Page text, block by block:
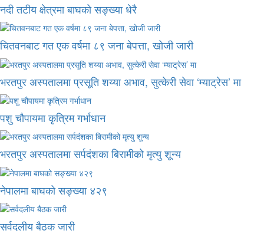
नदी तटीय क्षेत्रमा बाघको सङ्ख्या धेरै
चितवनबाट गत एक वर्षमा ८९ जना बेपत्ता, खोजी जारी
भरतपुर अस्पतालमा प्रसूति शय्या अभाव, सुत्केरी सेवा ‘म्याट्रेस’ मा
पशु चौपायमा कृत्रिम गर्भाधान
भरतपुर अस्पतालमा सर्पदंशका बिरामीको मृत्यु शून्य
नेपालमा बाघको सङ्ख्या ४२९
सर्वदलीय बैठक जारी